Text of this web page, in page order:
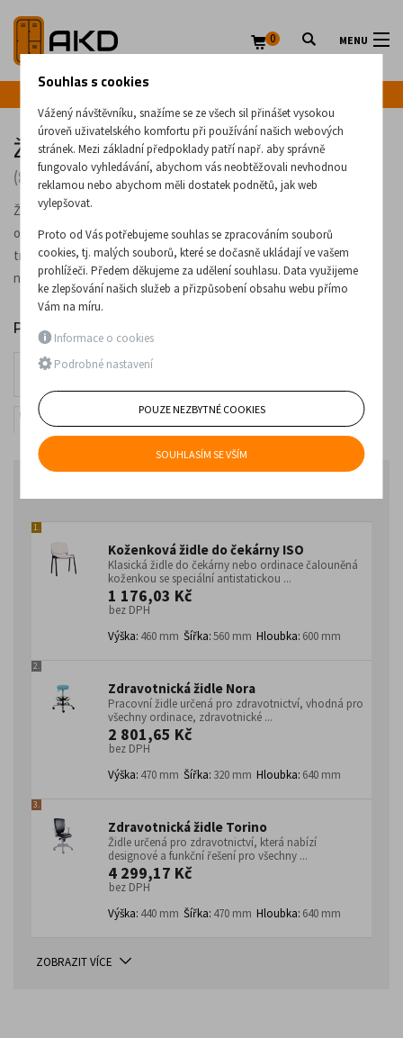
MENU
0
Židle pro zdravotnictví
(87 produktů)
Židle vhodné pro použití ve zdravotnictví. V nabídce máme židle do
ordinací lékařů, křesla pro seniory a kardiaky, ale také odběrová a
transportní křesla. Čalounění židlí je volitelné ze vzorníku. Sedací
nábytek je skvělým doplňkem např. k našim lékovkám nebo stolům.
Podkategorie
Odběrová a transportní
křesla
1.
Koženková židle do čekárny ISO
Klasická židle do čekárny nebo ordinace čalouněná
koženkou se speciální antistatickou ...
1 176,03 Kč
bez DPH
Výška: 460 mm Šířka:560 mm Hloubka: 600 mm
2.
Zdravotnická židle Nora
Pracovní židle určená pro zdravotnictví, vhodná pro
všechny ordinace, zdravotnické ...
2 801,65 Kč
bez DPH
Výška: 470 mm Šířka: 320 mm Hloubka: 640 mm
3.
Zdravotnická židle Torino
Židle určená pro zdravotnictví, která nabízí
designové a funkční řešení pro všechny ...
4 299,17 Kč
bez DPH
Výška: 440 mm Šířka: 470 mm Hloubka: 640 mm
ZOBRAZIT VÍCE
Souhlas s cookies
Vážený návštěvníku, snažíme se ze všech sil přinášet vysokou
úroveň uživatelského komfortu při používání našich webových
stránek. Mezi základní předpoklady patří např. aby správně
fungovalo vyhledávání, abychom vás neobtěžovali nevhodnou
reklamou nebo abychom měli dostatek podnětů, jak web
vylepšovat.
Proto od Vás potřebujeme souhlas se zpracováním souborů
cookies, tj. malých souborů, které se dočasně ukládají ve vašem
prohlížeči. Předem děkujeme za udělení souhlasu. Data využijeme
ke zlepšování našich služeb a přizpůsobení obsahu webu přímo
Vám na míru.
Informace o cookies
Podrobné nastavení
POUZE NEZBYTNÉ COOKIES
SOUHLASÍM SE VŠÍM